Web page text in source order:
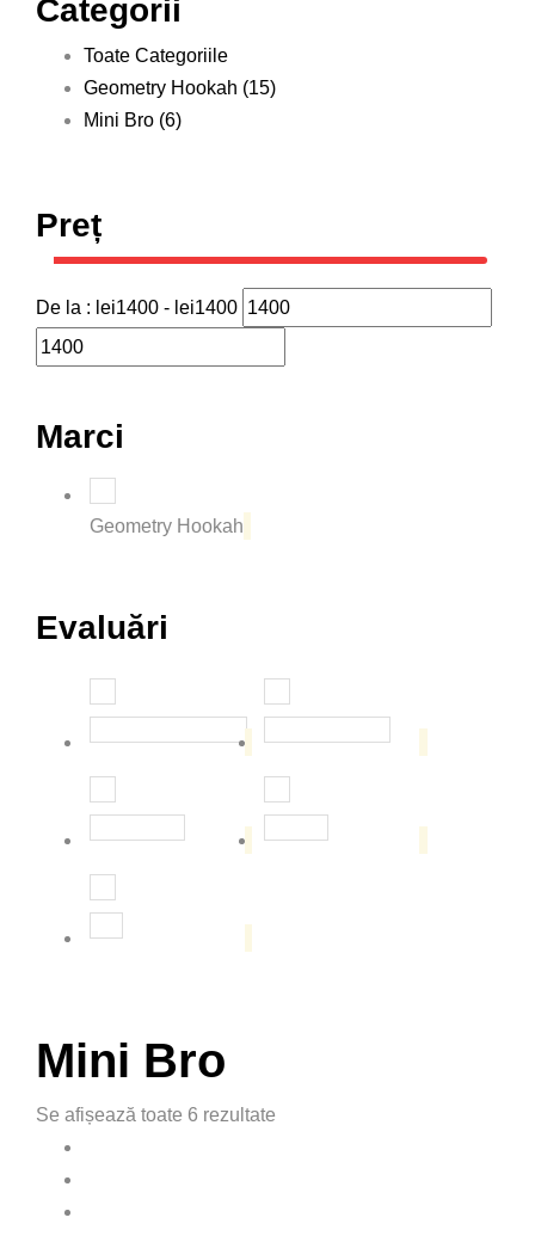
Categorii
Toate Categoriile
Geometry Hookah (15)
Mini Bro (6)
Preț
De la : lei1400 - lei1400
Marci
Geometry Hookah
Evaluări
Evaluat la Evaluat la
Evaluat la 2
din 5
Mini Bro
Se afișează toate 6 rezultate